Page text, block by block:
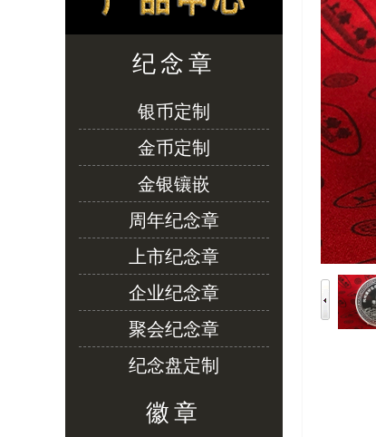
纪念章
银币定制
金币定制
金银镶嵌
周年纪念章
上市纪念章
企业纪念章
聚会纪念章
纪念盘定制
徽章